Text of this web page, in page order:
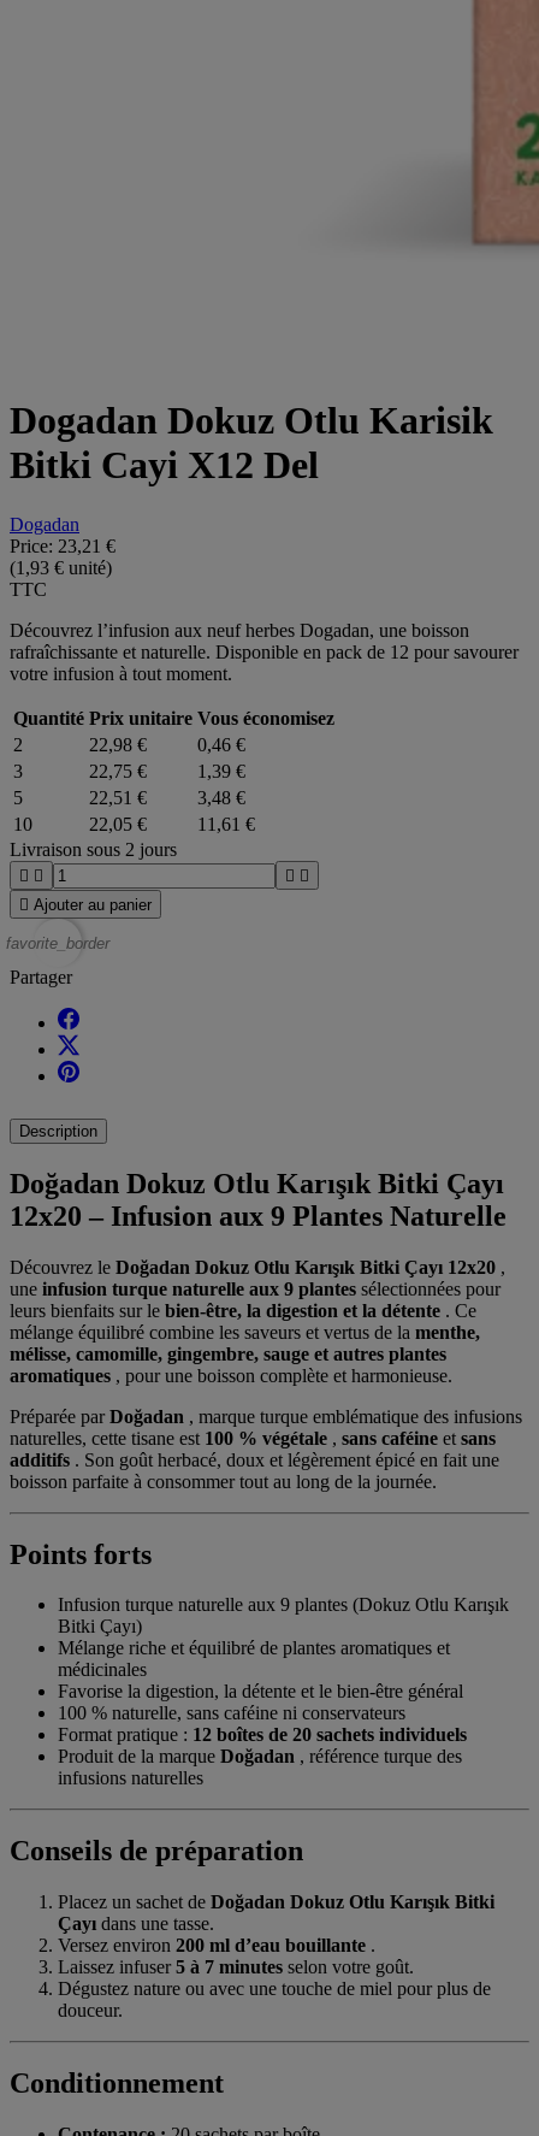
Dogadan Dokuz Otlu Karisik
Bitki Cayi X12 Del
Dogadan
Price: 23,21 €
(1,93 € unité)
TTC
Découvrez l’infusion aux neuf herbes Dogadan, une boisson
rafraîchissante et naturelle. Disponible en pack de 12 pour savourer
votre infusion à tout moment.
Quantité Prix unitaire Vous économisez
2
22,98 €
0,46 €
3
22,75 €
1,39 €
5
22,51 €
3,48 €
10
22,05 €
11,61 €
Livraison sous 2 jours
   
 Ajouter au panier
favorite_border
Partager
Description
Doğadan Dokuz Otlu Karışık Bitki Çayı
12x20 – Infusion aux 9 Plantes Naturelle
Découvrez le Doğadan Dokuz Otlu Karışık Bitki Çayı 12x20 ,
une infusion turque naturelle aux 9 plantes sélectionnées pour
leurs bienfaits sur le bien-être, la digestion et la détente . Ce
mélange équilibré combine les saveurs et vertus de la menthe,
mélisse, camomille, gingembre, sauge et autres plantes
aromatiques , pour une boisson complète et harmonieuse.
Préparée parDoğadan , marque turque emblématique des infusions
naturelles, cette tisane est 100 % végétale , sans caféine et sans
additifs . Son goût herbacé, doux et légèrement épicé en fait une
boisson parfaite à consommer tout au long de la journée.
Points forts
Infusion turque naturelle aux 9 plantes (Dokuz Otlu Karışık
Bitki Çayı)
Mélange riche et équilibré de plantes aromatiques et
médicinales
Favorise la digestion, la détente et le bien-être général
100 % naturelle, sans caféine ni conservateurs
Format pratique : 12 boîtes de 20 sachets individuels
Produit de la marque Doğadan , référence turque des
infusions naturelles
Conseils de préparation
Placez un sachet de Doğadan Dokuz Otlu Karışık Bitki
Çayı dans une tasse.
Versez environ 200 ml d’eau bouillante .
Laissez infuser5 à 7 minutes selon votre goût.
Dégustez nature ou avec une touche de miel pour plus de
douceur.
Conditionnement